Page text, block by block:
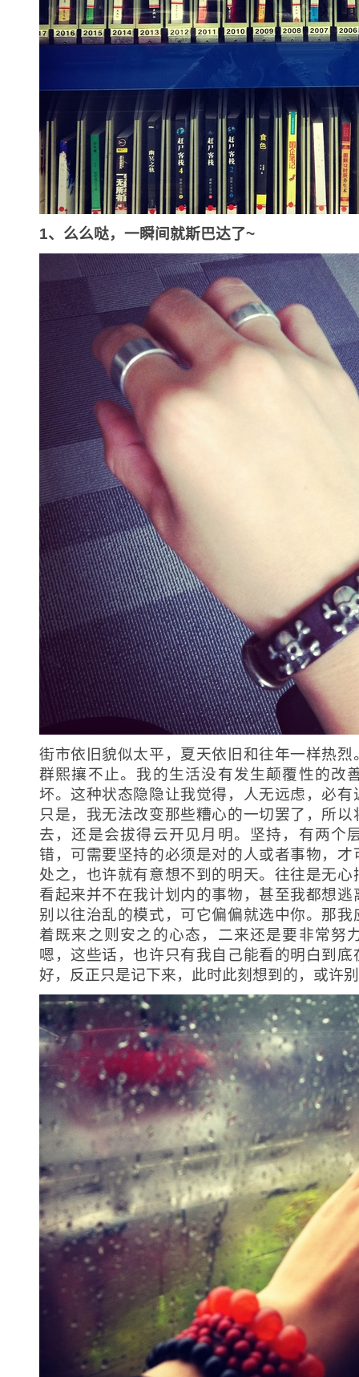
1、么么哒，一瞬间就斯巴达了~
街市依旧貌似太平，夏天依旧和往年一样热
群熙攘不止。我的生活没有发生颠覆性的改
坏。这种状态隐隐让我觉得，人无远虑，必
只是，我无法改变那些糟心的一切罢了，所
去，还是会拔得云开见月明。坚持，有两个
错，可需要坚持的必须是对的人或者事物，
处之，也许就有意想不到的明天。往往是无
看起来并不在我计划内的事物，甚至我都想
别以往治乱的模式，可它偏偏就选中你。那
着既来之则安之的心态，二来还是要非常努
嗯，这些话，也许只有我自己能看的明白到
好，反正只是记下来，此时此刻想到的，或许